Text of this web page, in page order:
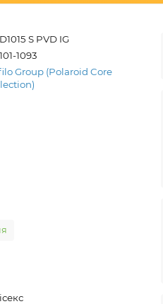
S PVD IG
1093
Group (Polaroid Core